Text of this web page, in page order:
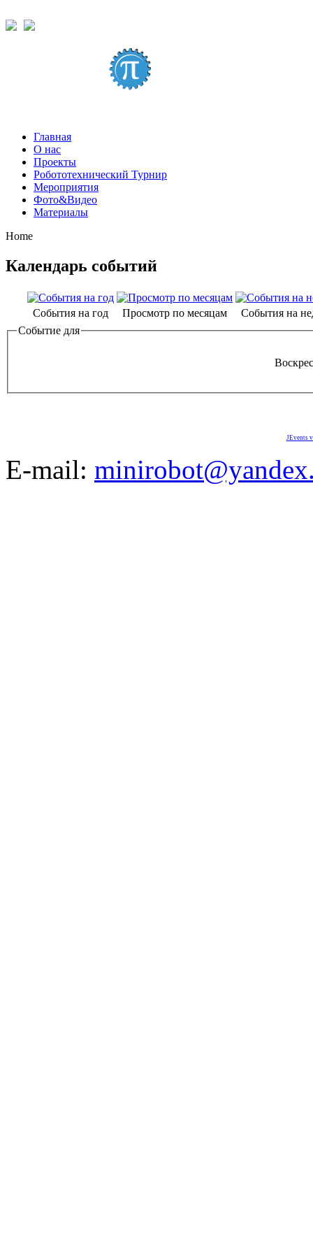
Главная
О нас
Проекты
Робототехнический Турнир
Мероприятия
Фото&Видео
Материалы
Home
Календарь событий
События на год Просмотр по месяцам
События на
Событие для
JEvents
E-mail: